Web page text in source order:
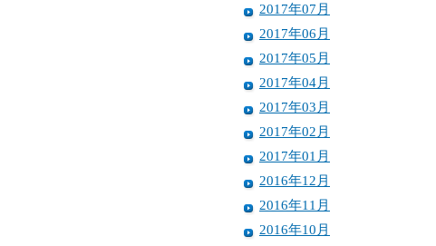
2017年07月
2017年06月
2017年05月
2017年04月
2017年03月
2017年02月
2017年01月
2016年12月
2016年11月
2016年10月